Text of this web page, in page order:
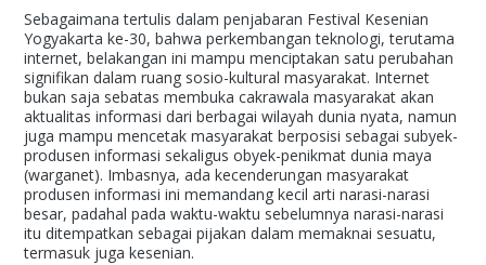
Sebagaimana tertulis dalam penjabaran Festival Kesenian
Yogyakarta ke-30, bahwa perkembangan teknologi, terutama
internet, belakangan ini mampu menciptakan satu perubahan
signifikan dalam ruang sosio-kultural masyarakat. Internet
bukan saja sebatas membuka cakrawala masyarakat akan
aktualitas informasi dari berbagai wilayah dunia nyata, namun
juga mampu mencetak masyarakat berposisi sebagai subyek-
produsen informasi sekaligus obyek-penikmat dunia maya
(warganet). Imbasnya, ada kecenderungan masyarakat
produsen informasi ini memandang kecil arti narasi-narasi
besar, padahal pada waktu-waktu sebelumnya narasi-narasi
itu ditempatkan sebagai pijakan dalam memaknai sesuatu,
termasuk juga kesenian.